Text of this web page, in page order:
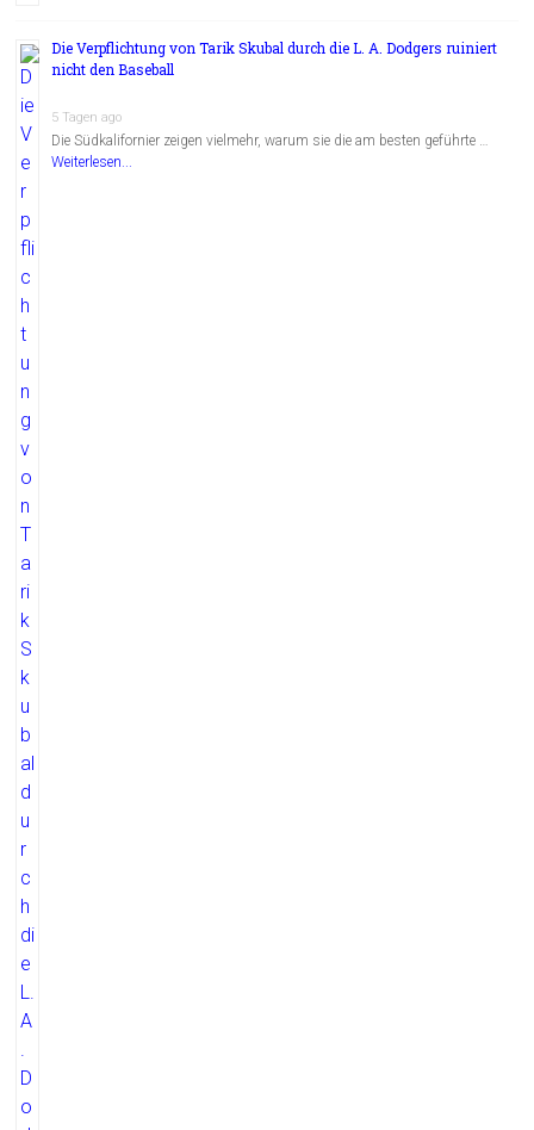
Die Verpflichtung von Tarik Skubal durch die L. A. Dodgers ruiniert
nicht den Baseball
5 Tagen ago
Die Südkalifornier zeigen vielmehr, warum sie die am besten geführte …
Weiterlesen...